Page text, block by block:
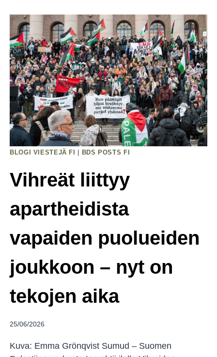
On
Tie
Voittoon
–
Katso,
Mitä
Olemme
Saavuttaneet
Yhdessä
BLOGI VIESTEJÄ FI BDS POSTS FI
Vihreät liittyy
apartheidista
vapaiden puolueiden
joukkoon – nyt on
tekojen aika
25/06/2026
Kuva: Emma Grönqvist Sumud – Suomen